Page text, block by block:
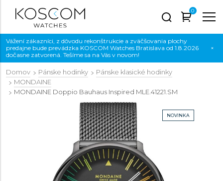
0
Vážení zákazníci, z dôvodu rekonštrukcie a zväčšovania plochy
predajne bude prevádzka KOSCOM Watches Bratislava od 1.8.2026
dočasne zatvorená. Tešíme sa na Vás v novom!
×
Domov Pánske hodinky
Pánske klasické hodinky
MONDAINE
MONDAINE Doppio Bauhaus Inspired MLE.41221.SM
NOVINKA